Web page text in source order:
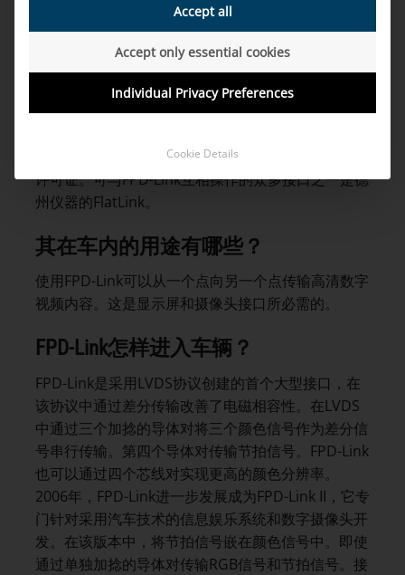
FPD-Link最早由芯片制造商美国国家半导体公司在
1996年开发。这家企业总部位于加利福尼亚州圣克
拉拉。德州仪器在2011年秋天接管了该企业。得克
萨斯仪器公司，通常简称为TI，是美国最大的科技企
业之一，位于得克萨斯州达拉斯。该公司的欧洲总部
造商之一。FPD-Link是一项开放标准，使用不需要有
许可证。可与FPD-Link互相操作的众多接口之一是德
州仪器的FlatLink。
其在车内的用途有哪些？
使用FPD-Link可以从一个点向另一个点传输高清数字
视频内容。这是显示屏和摄像头接口所必需的。
FPD-Link怎样进入车辆？
FPD-Link是采用LVDS协议创建的首个大型接口，在
该协议中通过差分传输改善了电磁相容性。在LVDS
中通过三个加捻的导体对将三个颜色信号作为差分信
号串行传输。第四个导体对传输节拍信号。FPD-Link
也可以通过四个芯线对实现更高的颜色分辨率。
2006年，FPD-Link进一步发展成为FPD-Link II，它专
门针对采用汽车技术的信息娱乐系统和数字摄像头开
发。在该版本中，将节拍信号嵌在颜色信号中。即使
通过单独加捻的导体对传输RGB信号和节拍信号。接
Accept all
Accept only essential cookies
Individual Privacy Preferences
Cookie Details